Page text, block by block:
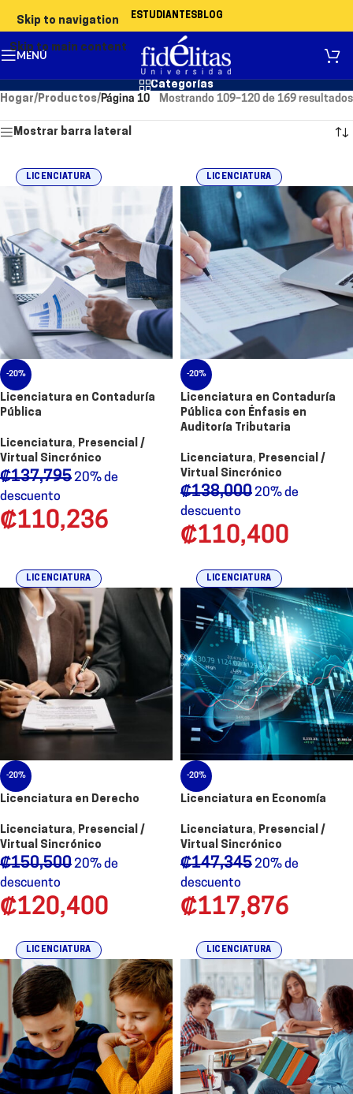
Skip to navigation
Skip to main content
ESTUDIANTESBLOG
MENÚ
Categorías
Hogar/Productos/Página 10 Mostrando 109–120 de 169 resultados
Mostrar barra lateral
LICENCIATURA
-20%
Licenciatura en Contaduría
Pública
Licenciatura, Presencial /
Virtual Sincrónico
₡137,79520% de
descuento
₡110,236
LICENCIATURA
-20%
Licenciatura en Contaduría
Pública con Énfasis en
Auditoría Tributaria
Licenciatura, Presencial /
Virtual Sincrónico
₡138,00020% de
descuento
₡110,400
LICENCIATURA
-20%
Licenciatura en Derecho
Licenciatura, Presencial /
Virtual Sincrónico
₡150,50020% de
descuento
₡120,400
LICENCIATURA
-20%
Licenciatura en Economía
Licenciatura, Presencial /
Virtual Sincrónico
₡147,34520% de
descuento
₡117,876
LICENCIATURA LICENCIATURA